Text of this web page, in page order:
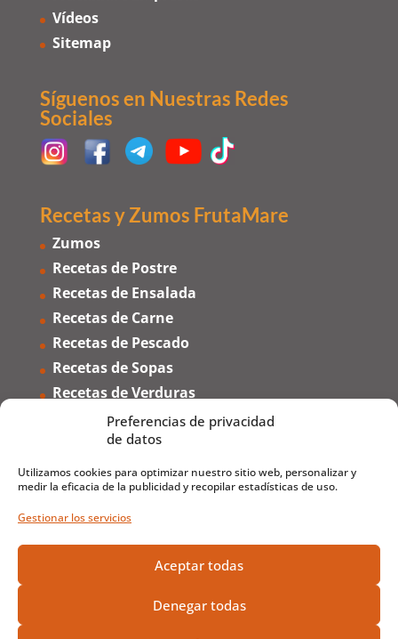
Preferencias de privacidad
de datos
Utilizamos cookies para optimizar nuestro sitio web, personalizar y
medir la eficacia de la publicidad y recopilar estadísticas de uso.
Gestionar los servicios
Aceptar todas
Denegar todas
Vídeos
Sitemap
Síguenos en Nuestras Redes
Sociales
Recetas y Zumos FrutaMare
Zumos
Recetas de Postre
Recetas de Ensalada
Recetas de Carne
Recetas de Pescado
Recetas de Sopas
Recetas de Verduras
Recetas de Arroz
Recetas de Pasta
De la A a la Z
Frutas de la A a la Z
Fruits from A to Z
Frutti dalla A alla Z